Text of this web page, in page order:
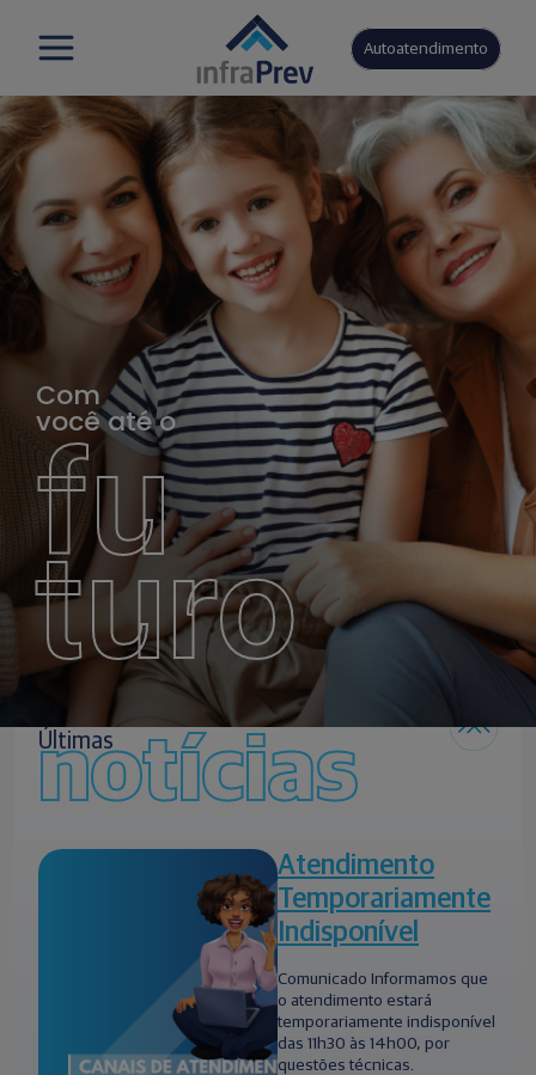
Autoatendimento
Com
você até o
fu
turo
Últimas
notícias
Atendimento
Temporariamente
Indisponível
Comunicado Informamos que
o atendimento estará
temporariamente indisponível
das 11h30 às 14h00, por
questões técnicas.